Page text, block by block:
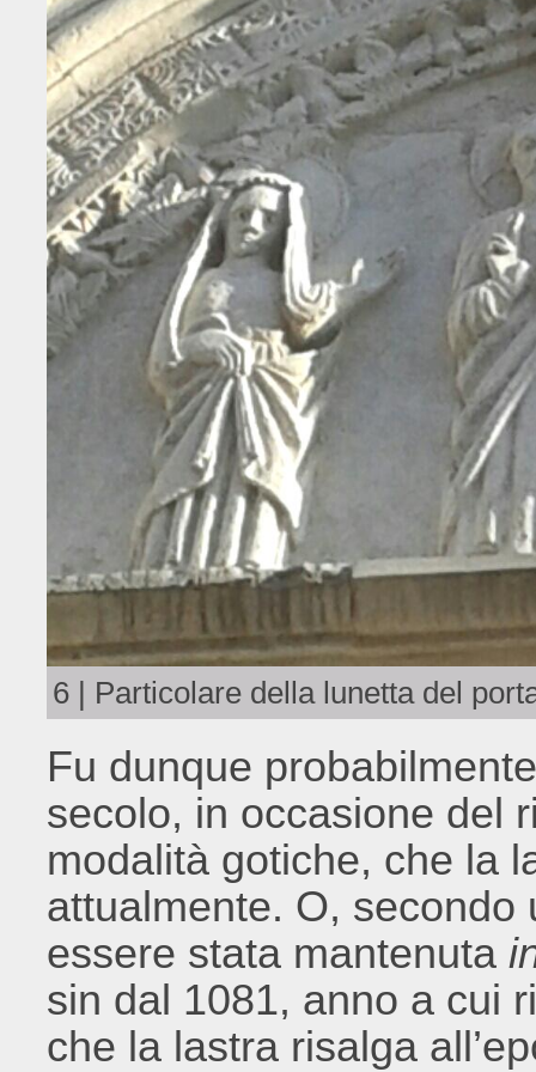
6 | Particolare della lunetta del
Fu dunque
secolo, in occasione del
modalità gotiche, che la
attualmente. O, secondo
essere stata mantenuta
sin dal 1081, anno a cui
che la lastra risalga